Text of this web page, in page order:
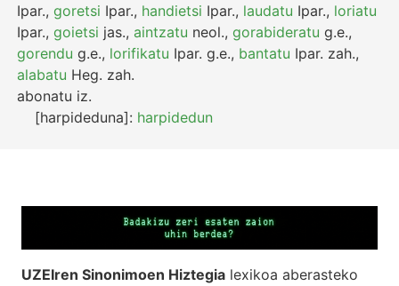
Ipar.,goretsi Ipar., handietsi Ipar., laudatu Ipar., loriatu
Ipar.,goietsi jas.,aintzatu neol.,gorabideratu g.e.,
gorendu g.e., lorifikatu Ipar. g.e., bantatu Ipar. zah.,
alabatu Heg. zah.
abonatu iz.
[harpideduna]: harpidedun
UZEIren Sinonimoen Hiztegia lexikoa aberasteko